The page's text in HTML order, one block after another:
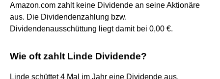
Amazon.com zahlt keine Dividende an seine Aktionäre
aus. Die Dividendenzahlung bzw.
Dividendenausschüttung liegt damit bei 0,00 €.
Wie oft zahlt Linde Dividende?
Linde schüttet 4 Mal im Jahr eine Dividende aus.